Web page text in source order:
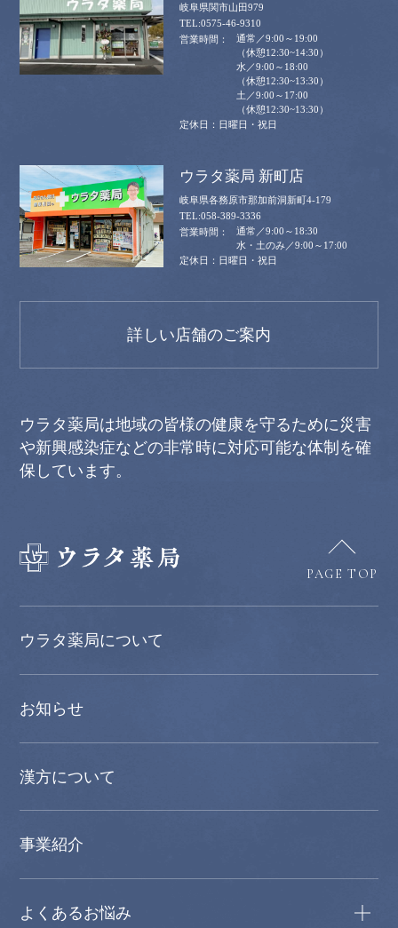
岐阜県関市山田979
0575-46-9310
通常／9:00～19:00
（休憩12:30~14:30）
水／9:00～18:00
（休憩12:30~13:30）
土／9:00～17:00
（休憩12:30~13:30）
日曜日・祝日
ウラタ薬局 新町店
岐阜県各務原市那加前洞新町4-179
058-389-3336
通常／9:00～18:30
水・土のみ／9:00～17:00
日曜日・祝日
詳しい店舗のご案内
ウラタ薬局は地域の皆様の健康を守るために災害
や新興感染症などの非常時に対応可能な体制を確
保しています。
PAGE TOP
ウラタ薬局について
お知らせ
漢方について
事業紹介
よくあるお悩み